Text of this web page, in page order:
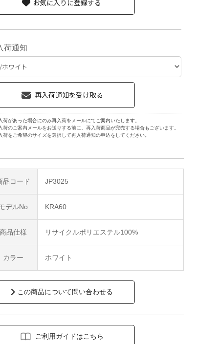
品コード JP3025
デルNo KRA60
商品仕様 リサイクルポリエステル100%
カラー ホワイト
この商品について問い合わせる
ご利用ガイドはこちら
荷通知
荷があった場合にのみ再入荷をメールにてご案内いたします。
荷のご案内メールをお送りする前に、再入荷商品が完売する場合もございます。
荷をご希望のサイズを選択して再入荷通知の申込をしてください。
お気に入りに登録する